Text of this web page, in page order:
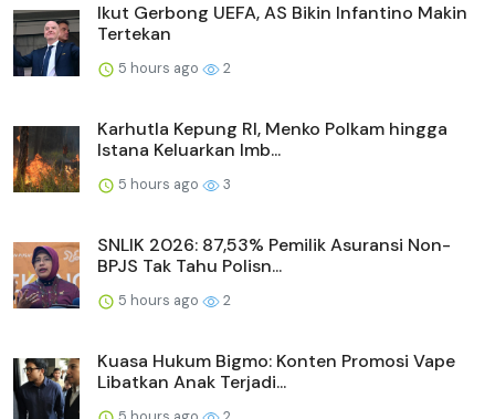
Ikut Gerbong UEFA, AS Bikin Infantino Makin
Tertekan
5 hours ago 2
Karhutla Kepung RI, Menko Polkam hingga
Istana Keluarkan Imb...
5 hours ago 3
SNLIK 2026: 87,53% Pemilik Asuransi Non-
BPJS Tak Tahu Polisn...
5 hours ago 2
Kuasa Hukum Bigmo: Konten Promosi Vape
Libatkan Anak Terjadi...